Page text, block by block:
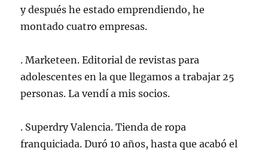
y después he estado emprendiendo, he
montado cuatro empresas.
. Marketeen. Editorial de revistas para
adolescentes en la que llegamos a trabajar 25
personas. La vendí a mis socios.
. Superdry Valencia. Tienda de ropa
franquiciada. Duró 10 años, hasta que acabó el